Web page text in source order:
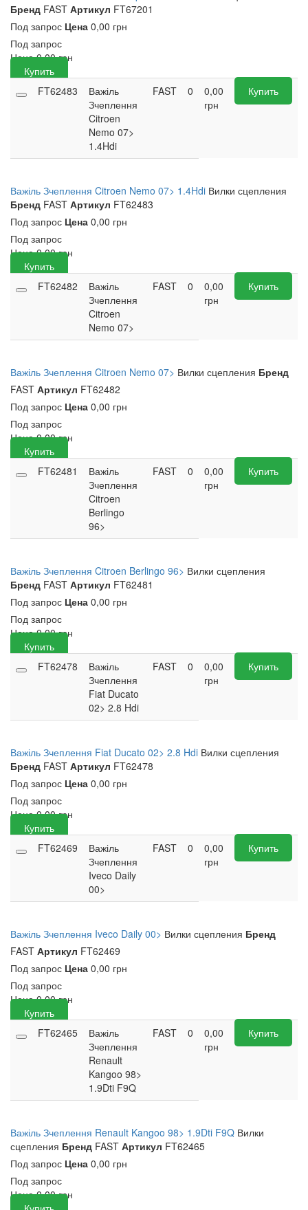
Бренд FAST Артикул FT67201
Под запрос Цена 0,00 грн
Под запрос
Цена 0,00грн
Купить
FT62483
Важіль
Зчеплення
Citroen
Nemo 07>
1.4Hdi
FAST 0
0,00
грн
Купить
Важіль Зчеплення Citroen Nemo 07> 1.4Hdi Вилки сцепления
Бренд FAST Артикул FT62483
Под запрос Цена 0,00 грн
Под запрос
Цена 0,00грн
Купить
FT62482
Важіль
Зчеплення
Citroen
Nemo 07>
FAST 0
0,00
грн
Купить
Важіль Зчеплення Citroen Nemo 07> Вилки сцепления Бренд
FAST Артикул FT62482
Под запрос Цена 0,00 грн
Под запрос
Цена 0,00грн
Купить
FT62481
Важіль
Зчеплення
Citroen
Berlingo
96>
FAST 0
0,00
грн
Купить
Важіль Зчеплення Citroen Berlingo 96> Вилки сцепления
Бренд FAST Артикул FT62481
Под запрос Цена 0,00 грн
Под запрос
Цена 0,00грн
Купить
FT62478
Важіль
Зчеплення
Fiat Ducato
02> 2.8 Hdi
FAST 0
0,00
грн
Купить
Важіль Зчеплення Fiat Ducato 02> 2.8 Hdi Вилки сцепления
Бренд FAST Артикул FT62478
Под запрос Цена 0,00 грн
Под запрос
Цена 0,00грн
Купить
FT62469
Важіль
Зчеплення
Iveco Daily
00>
FAST 0
0,00
грн
Купить
Важіль Зчеплення Iveco Daily 00> Вилки сцепления Бренд
FAST Артикул FT62469
Под запрос Цена 0,00 грн
Под запрос
Цена 0,00грн
Купить
FT62465
Важіль
Зчеплення
Renault
Kangoo 98>
1.9Dti F9Q
FAST 0
0,00
грн
Купить
Важіль Зчеплення Renault Kangoo 98> 1.9Dti F9Q Вилки
сцепления Бренд FAST Артикул FT62465
Под запрос Цена 0,00 грн
Под запрос
Цена 0,00грн